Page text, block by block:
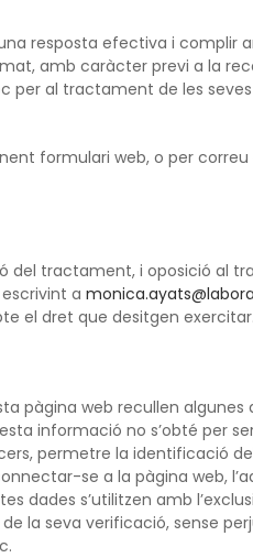
resposta efectiva i complir
amb caràcter previ a la
per al tractament de les
formulari web, o per
del tractament, i oposició al
a
el dret que desitgen exercitar.
pàgina web recullen
informació no s’obté per
permetre la identificació
se a la pàgina web,
dades s’utilitzen amb
la seva verificació, sense